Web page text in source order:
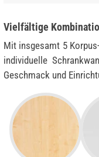
Vielfältige
Mit insgesamt 5
individuelle
Geschmack und